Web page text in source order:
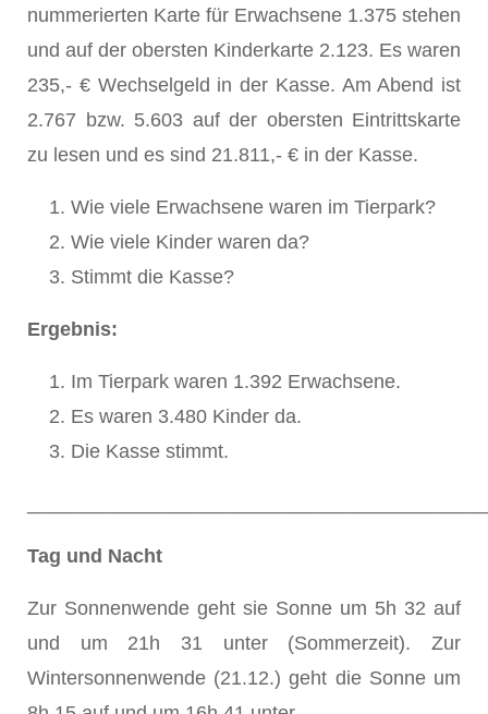
nummerierten Karte für Erwachsene 1.375 stehen
und auf der obersten Kinderkarte 2.123. Es waren
235,- € Wechselgeld in der Kasse. Am Abend ist
2.767 bzw. 5.603 auf der obersten Eintrittskarte
zu lesen und es sind 21.811,- € in der Kasse.
Wie viele Erwachsene waren im Tierpark?
Wie viele Kinder waren da?
Stimmt die Kasse?
Ergebnis:
Im Tierpark waren 1.392 Erwachsene.
Es waren 3.480 Kinder da.
Die Kasse stimmt.
Tag und Nacht
Zur Sonnenwende geht sie Sonne um 5h 32 auf
und um 21h 31 unter (Sommerzeit). Zur
Wintersonnenwende (21.12.) geht die Sonne um